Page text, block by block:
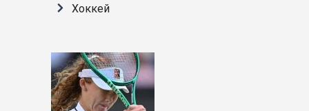
Хоккей